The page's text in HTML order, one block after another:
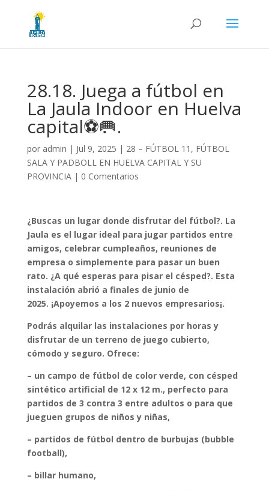
28.18. Juega a fútbol en
La Jaula Indoor en Huelva
capital⚽🥅.
por admin | Jul 9, 2025 | 28 – FÚTBOL 11, FÚTBOL
SALA Y PADBOLL EN HUELVA CAPITAL Y SU
PROVINCIA| 0 Comentarios
¿Buscas un lugar donde disfrutar del fútbol?. La
Jaula es el lugar ideal para jugar partidos entre
amigos, celebrar cumpleaños, reuniones de
empresa o simplemente para pasar un buen
rato. ¿A qué esperas para pisar el césped?. Esta
instalación abrió a finales de junio de
2025. ¡Apoyemos a los 2 nuevos empresarios¡.
Podrás alquilar las instalaciones por horas y
disfrutar de un terreno de juego cubierto,
cómodo y seguro. Ofrece:
– un campo de fútbol de color verde, con césped
sintético artificial de 12 x 12 m., perfecto para
partidos de 3 contra 3 entre adultos o para que
jueguen grupos de niños y niñas,
– partidos de fútbol dentro de burbujas (bubble
football),
– billar humano,